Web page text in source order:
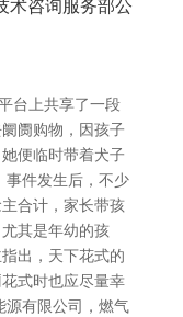
术咨询服务部公
台上共享了一段
阓购物，因孩子
便临时带着犬子
事件发生后，不少
合计，家长带孩
其是年幼的孩
出，天下花式的
式时也应尽量幸
源有限公司，燃气